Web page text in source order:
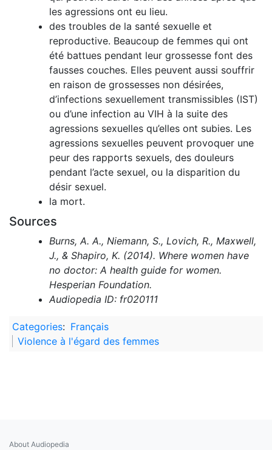
les agressions ont eu lieu.
des troubles de la santé sexuelle et
reproductive. Beaucoup de femmes qui ont
été battues pendant leur grossesse font des
fausses couches. Elles peuvent aussi souffrir
en raison de grossesses non désirées,
d’infections sexuellement transmissibles (IST)
ou d’une infection au VIH à la suite des
agressions sexuelles qu’elles ont subies. Les
agressions sexuelles peuvent provoquer une
peur des rapports sexuels, des douleurs
pendant l’acte sexuel, ou la disparition du
désir sexuel.
la mort.
Sources
Burns, A. A., Niemann, S., Lovich, R., Maxwell,
J., & Shapiro, K. (2014). Where women have
no doctor: A health guide for women.
Hesperian Foundation.
Audiopedia ID: fr020111
Categories: Français
Violence à l'égard des femmes
About Audiopedia